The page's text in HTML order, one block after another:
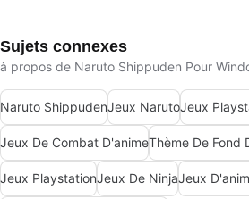
Sujets connexes
à propos de Naruto Shippuden Pour
Naruto ShippudenJeux NarutoJeux
Jeux De Combat D'animeThème De Fond
Jeux PlaystationJeux De NinjaJeux